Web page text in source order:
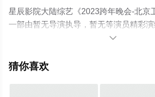
星辰影院大陆综艺《2023跨年晚会-北京
一部由暂无导演执导，暂无等演员精彩
艺，手机免费观看高清无删减完整版综艺
平台了解。

猜你喜欢